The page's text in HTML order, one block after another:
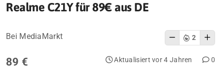
Realme C21Y für 89€ aus DE
Bei MediaMarkt 2
89 € Aktualisiert vor 4 Jahren 0